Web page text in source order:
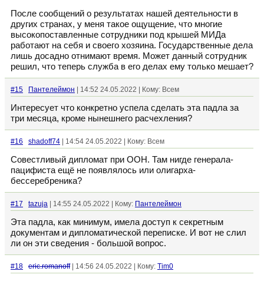
После сообщений о результатах нашей деятельности в
других странах, у меня такое ощущение, что многие
высокопоставленные сотрудники под крышей МИДа
работают на себя и своего хозяина. Государственные дела
лишь досадно отнимают время. Может данный сотрудник
решил, что теперь служба в его делах ему только мешает?
#15 Пантелеймон | 14:52 24.05.2022 | Кому: Всем
Интересует что конкретно успела сделать эта падла за
три месяца, кроме нынешнего расчехления?
#16 shadoff74 | 14:54 24.05.2022 | Кому: Всем
Совестливый дипломат при ООН. Там нигде генерала-
пацифиста ещё не появлялось или олигарха-
бессеребреника?
#17 tazuja | 14:55 24.05.2022 | Кому: Пантелеймон
Эта падла, как минимум, имела доступ к секретным
документам и дипломатической переписке. И вот не слил
ли он эти сведения - большой вопрос.
#18 eric.romanoff| 14:56 24.05.2022 | Кому: Tim0